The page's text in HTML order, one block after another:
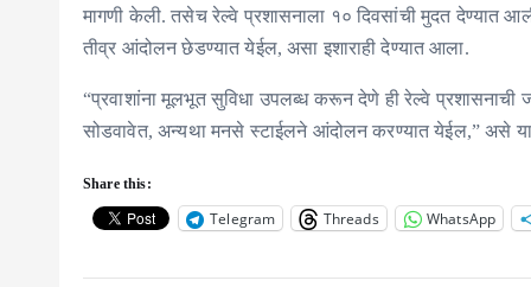
मागणी केली. तसेच रेल्वे प्रशासनाला १० दिवसांची मुदत देण्यात
तीव्र आंदोलन छेडण्यात येईल, असा इशाराही देण्यात आला.
“प्रवाशांना मूलभूत सुविधा उपलब्ध करून देणे ही रेल्वे प्रशासनाची
सोडवावेत, अन्यथा मनसे स्टाईलने आंदोलन करण्यात येईल,” असे
Share this:
Telegram Threads WhatsApp